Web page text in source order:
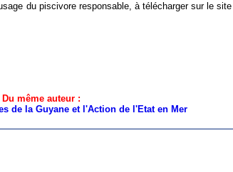
du piscivore responsable, à télécharger sur le
Du même auteur :
de la Guyane et l'Action de l'Etat en Mer